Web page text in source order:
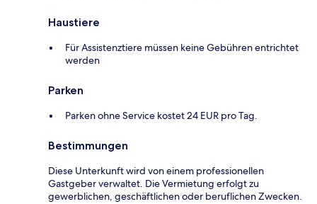
Haustiere
Für Assistenztiere müssen keine Gebühren entrichtet
werden
Parken
Parken ohne Service kostet 24 EUR pro Tag.
Bestimmungen
Diese Unterkunft wird von einem professionellen
Gastgeber verwaltet. Die Vermietung erfolgt zu
gewerblichen, geschäftlichen oder beruflichen Zwecken.